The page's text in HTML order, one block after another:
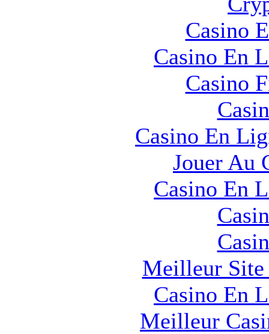
Casino
Casino En
Casino
Casino En
Jouer Au
Casino En
Meilleur Site
Casino En
Meilleur